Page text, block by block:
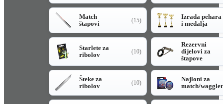
Match
štapovi
(15)
Izrada pehara
i medalja
Starlete za
ribolov
(10)
Rezervni
dijelovi za
štapove
Šteke za
ribolov
(10)
Najloni za
match/waggler